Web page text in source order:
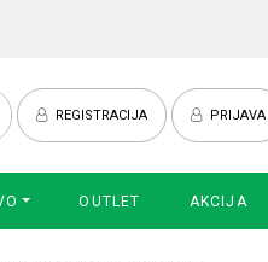
REGISTRACIJA PRIJAVA
OUTLET AKCIJA